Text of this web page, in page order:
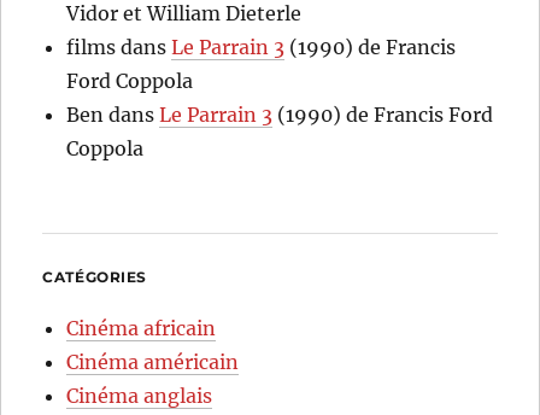
Vidor et William Dieterle
films dansLe Parrain 3 (1990) de Francis
Ford Coppola
Ben dansLe Parrain 3 (1990) de Francis Ford
Coppola
CATÉGORIES
Cinéma africain
Cinéma américain
Cinéma anglais